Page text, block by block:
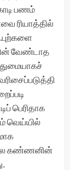
பணம்
ரியாத்தில்
வேண்டாத
பெரிதாக
வெய்யில்
கண்ணனின்